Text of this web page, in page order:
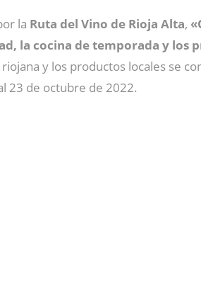
la Ruta del Vino de Rioja Alta,
la cocina de temporada y los
y los productos locales se
23 de octubre de 2022.